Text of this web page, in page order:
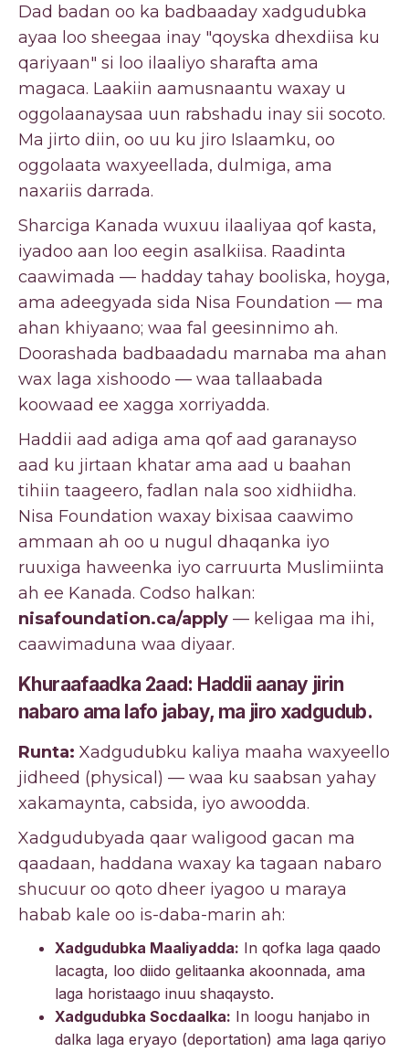
Dad badan oo ka badbaaday xadgudubka
ayaa loo sheegaa inay "qoyska dhexdiisa ku
qariyaan" si loo ilaaliyo sharafta ama
magaca. Laakiin aamusnaantu waxay u
oggolaanaysaa uun rabshadu inay sii socoto.
Ma jirto diin, oo uu ku jiro Islaamku, oo
oggolaata waxyeellada, dulmiga, ama
naxariis darrada.
Sharciga Kanada wuxuu ilaaliyaa qof kasta,
iyadoo aan loo eegin asalkiisa. Raadinta
caawimada — hadday tahay booliska, hoyga,
ama adeegyada sida Nisa Foundation — ma
ahan khiyaano; waa fal geesinnimo ah.
Doorashada badbaadadu marnaba ma ahan
wax laga xishoodo — waa tallaabada
koowaad ee xagga xorriyadda.
Haddii aad adiga ama qof aad garanayso
aad ku jirtaan khatar ama aad u baahan
tihiin taageero, fadlan nala soo xidhiidha.
Nisa Foundation waxay bixisaa caawimo
ammaan ah oo u nugul dhaqanka iyo
ruuxiga haweenka iyo carruurta Muslimiinta
ah ee Kanada. Codso halkan:
nisafoundation.ca/apply — keligaa ma ihi,
caawimaduna waa diyaar.
Khuraafaadka 2aad: Haddii aanay jirin
nabaro ama lafo jabay, ma jiro xadgudub.
Runta: Xadgudubku kaliya maaha waxyeello
jidheed (physical) — waa ku saabsan yahay
xakamaynta, cabsida, iyo awoodda.
Xadgudubyada qaar waligood gacan ma
qaadaan, haddana waxay ka tagaan nabaro
shucuur oo qoto dheer iyagoo u maraya
habab kale oo is-daba-marin ah:
Xadgudubka Maaliyadda: In qofka laga qaado
lacagta, loo diido gelitaanka akoonnada, ama
laga horistaago inuu shaqaysto.
Xadgudubka Socdaalka: In loogu hanjabo in
dalka laga eryayo (deportation) ama laga qariyo